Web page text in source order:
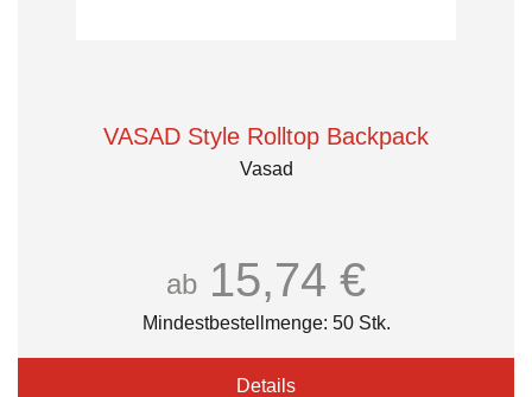
VASAD Style Rolltop Backpack
Vasad
ab 15,74 €
Mindestbestellmenge: 50 Stk.
Details